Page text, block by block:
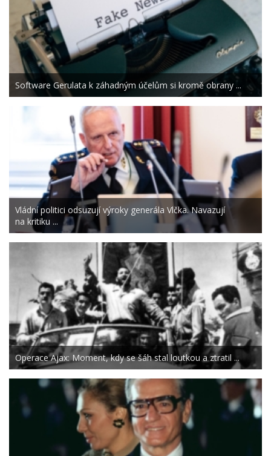
Software Gerulata k záhadným účelům si kromě obrany ...
Vládní politici odsuzují výroky generála Vlčka. Navazují
na kritiku ...
Operace Ajax: Moment, kdy se šáh stal loutkou a ztratil ...